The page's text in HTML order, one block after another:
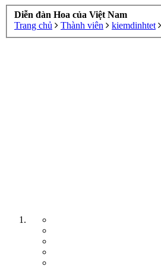
Diễn đàn Hoa của Việt Nam
Trang chủ
Thành viên kiemdinhtet